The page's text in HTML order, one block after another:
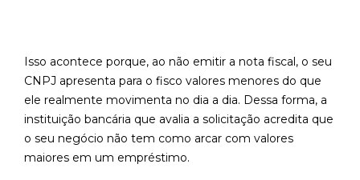
Isso acontece porque, ao não emitir a nota fiscal, o seu
CNPJ apresenta para o fisco valores menores do que
ele realmente movimenta no dia a dia. Dessa forma, a
instituição bancária que avalia a solicitação acredita que
o seu negócio não tem como arcar com valores
maiores em um empréstimo.